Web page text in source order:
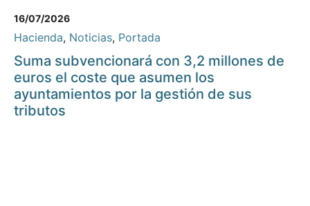
16/07/2026
Hacienda, Noticias, Portada
Suma subvencionará con 3,2 millones de
euros el coste que asumen los
ayuntamientos por la gestión de sus
tributos